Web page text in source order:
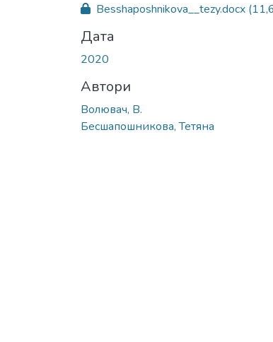
Besshaposhnikova__tezy.docx
Дата
2020
Автори
Волювач, В.
Бесшапошникова, Тетяна